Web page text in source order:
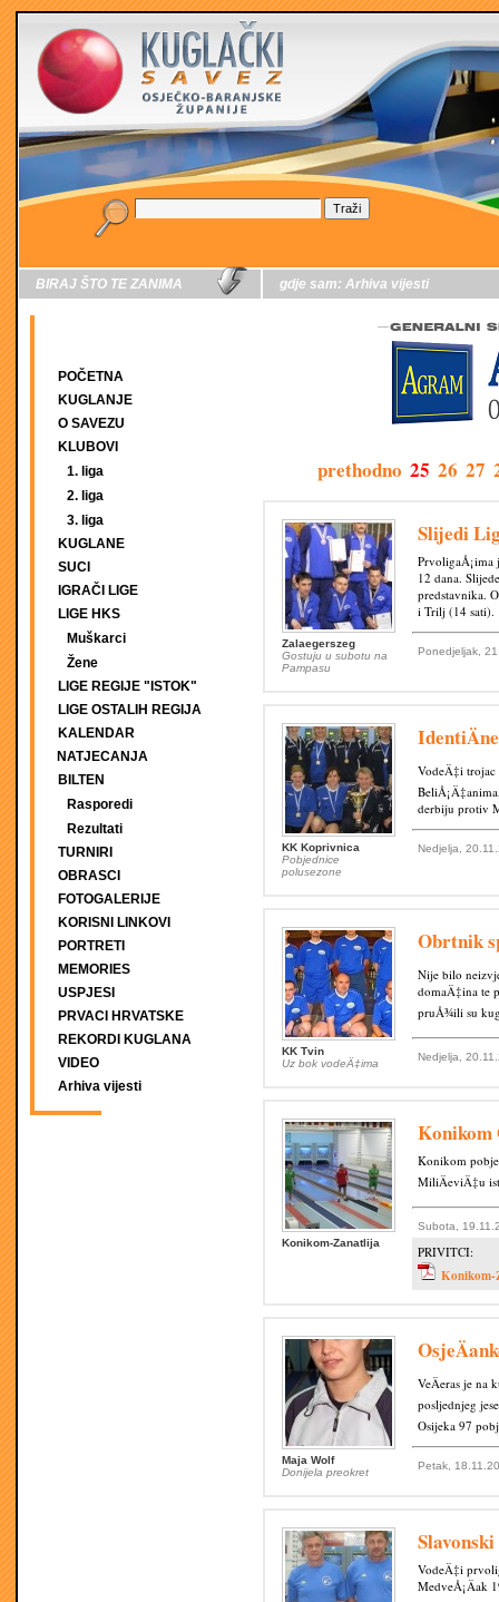
BIRAJ ŠTO TE ZANIMA
POČETNA
KUGLANJE
O SAVEZU
KLUBOVI
1. liga
2. liga
3. liga
KUGLANE
SUCI
IGRAČI LIGE
LIGE HKS
Muškarci
Žene
LIGE REGIJE "ISTOK"
LIGE OSTALIH REGIJA
KALENDAR
NATJECANJA
BILTEN
Rasporedi
Rezultati
TURNIRI
OBRASCI
FOTOGALERIJE
KORISNI LINKOVI
PORTRETI
MEMORIES
USPJESI
PRVACI HRVATSKE
REKORDI KUGLANA
VIDEO
Arhiva vijesti
gdje sam: Arhiva vijesti
prethodno 25 26 27
Zalaegerszeg
Gostuju u subotu na
Pampasu
Slijedi
PrvoligaÅ¡ima
12 dana.
predstavnika.
i Trilj (14 sati).
Ponedjeljak,
KK Koprivnica
Pobjednice
polusezone
VodeÄ‡i trojac
derbiju protiv
Nedjelja,
KK Tvin
Uz bok vodeÄ‡ima
Obrtnik
Nije bilo
domaÄ‡ina te
pruÅ¾ili su
Nedjelja,
Konikom-Zanatlija
Konikom
Konikom
MiliÄeviÄ‡u
Subota,
PRIVITCI:
Maja Wolf
Donijela preokret
VeÄeras je
posljednjeg
Osijeka 97
Petak,
VodeÄ‡i
MedveÅ¡Äak